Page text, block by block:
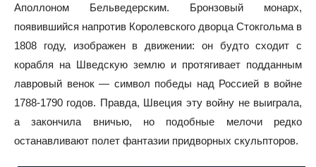
Аполлоном Бельведерским. Бронзовый монарх,
появившийся напротив Королевского дворца Стокгольма в
1808 году, изображен в движении: он будто сходит с
корабля на Шведскую землю и протягивает подданным
лавровый венок — символ победы над Россией в войне
1788-1790 годов. Правда, Швеция эту войну не выиграла,
а закончила вничью, но подобные мелочи редко
останавливают полет фантазии придворных скульпторов.